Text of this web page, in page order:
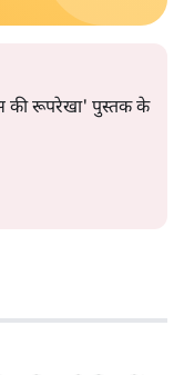
की रूपरेखा' पुस्तक के